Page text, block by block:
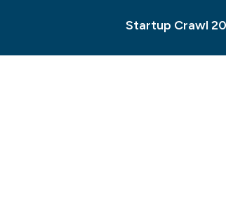
Startup Crawl